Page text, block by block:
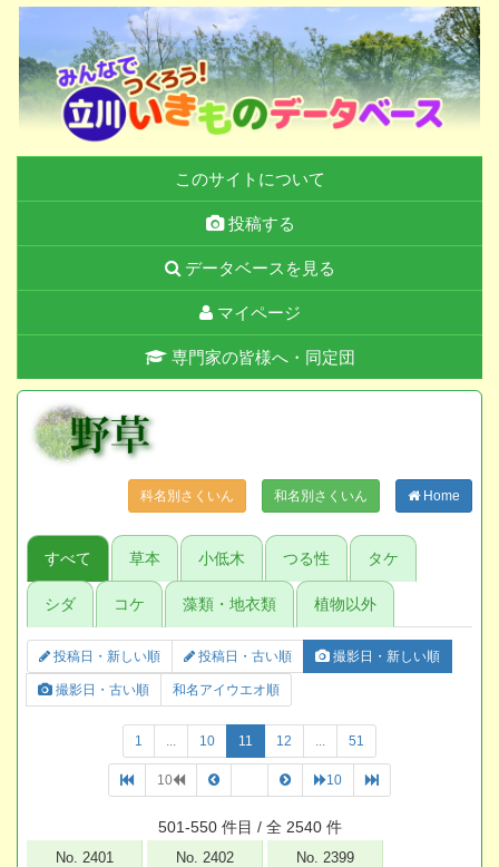
このサイトについて
投稿する
データベースを見る
マイページ
専門家の皆様へ・同定団
科名別さくいん 和名別さくいん Home
すべて 草本 小低木 つる性 タケ
シダ コケ 藻類・地衣類 植物以外
投稿日・新しい順 投稿日・古い順 撮影日・新しい順
撮影日・古い順 和名アイウエオ順
1 ... 10 11 12 ... 51
10 10
501-550 件目 / 全 2540 件
No. 2401 No. 2402 No. 2399